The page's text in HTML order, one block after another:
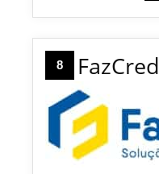
8 FazCred